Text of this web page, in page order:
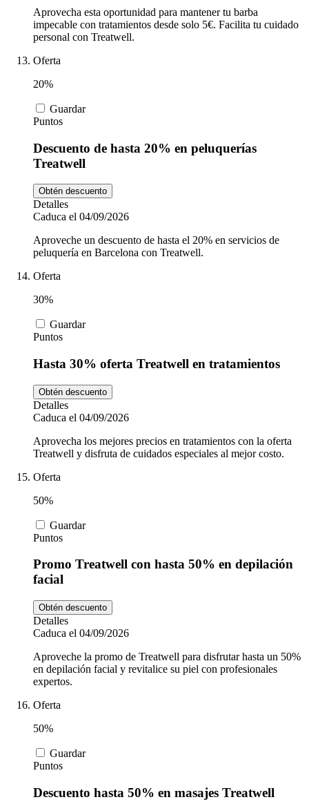
Aprovecha esta oportunidad para mantener tu barba
impecable con tratamientos desde solo 5€. Facilita tu cuidado
personal con Treatwell.
Oferta
20%
Guardar
Puntos
Descuento de hasta 20% en peluquerías
Treatwell
Obtén descuento
Detalles
Caduca el 04/09/2026
Aproveche un descuento de hasta el 20% en servicios de
peluquería en Barcelona con Treatwell.
Oferta
30%
Guardar
Puntos
Hasta 30% oferta Treatwell en tratamientos
Obtén descuento
Detalles
Caduca el 04/09/2026
Aprovecha los mejores precios en tratamientos con la oferta
Treatwell y disfruta de cuidados especiales al mejor costo.
Oferta
50%
Guardar
Puntos
Promo Treatwell con hasta 50% en depilación
facial
Obtén descuento
Detalles
Caduca el 04/09/2026
Aproveche la promo de Treatwell para disfrutar hasta un 50%
en depilación facial y revitalice su piel con profesionales
expertos.
Oferta
50%
Guardar
Puntos
Descuento hasta 50% en masajes Treatwell